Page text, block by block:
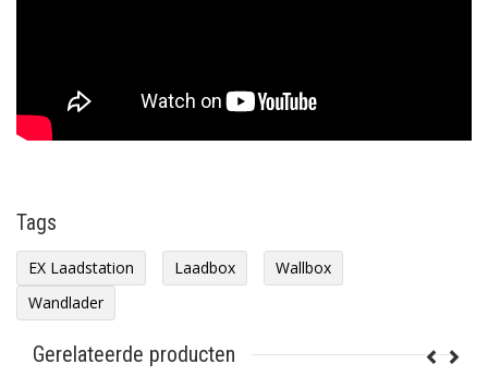
Tags
EX Laadstation Laadbox
Wallbox
Wandlader
Gerelateerde producten